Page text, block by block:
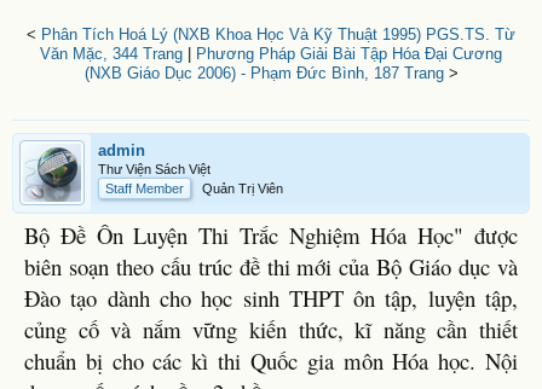
< Phân Tích Hoá Lý (NXB Khoa Học Và Kỹ Thuật 1995) PGS.TS. Từ
Văn Mặc, 344 Trang
Phương Pháp Giải Bài Tập Hóa Đại Cương
(NXB Giáo Dục 2006) - Phạm Đức Bình, 187 Trang>
admin
Thư Viện Sách Việt
Staff Member
Quản Trị Viên
Bộ Đề Ôn Luyện Thi Trắc Nghiệm Hóa Học" được
biên soạn theo cấu trúc đề thi mới của Bộ Giáo dục và
Đào tạo dành cho học sinh THPT ôn tập, luyện tập,
củng cố và nắm vững kiến thức, kĩ năng cần thiết
chuẩn bị cho các kì thi Quốc gia môn Hóa học. Nội